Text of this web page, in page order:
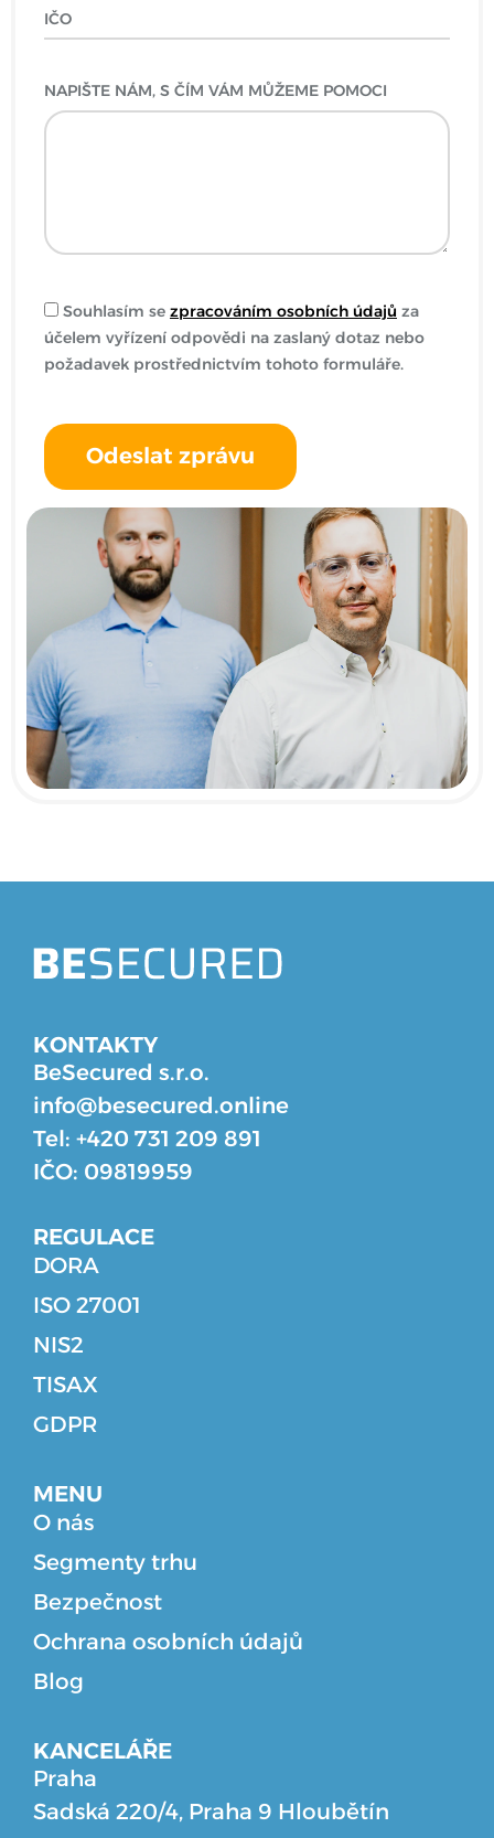
NAPIŠTE NÁM, S ČÍM VÁM MŮŽEME POMOCI
Souhlasím sezpracováním osobních údajůza
účelem vyřízení odpovědi na zaslaný dotaz nebo
požadavek prostřednictvím tohoto formuláře.
Odeslat zprávu
KONTAKTY
BeSecured s.r.o.
info@besecured.online
Tel: +420 731 209 891
IČO: 09819959
REGULACE
DORA
ISO 27001
NIS2
TISAX
GDPR
MENU
O nás
Segmenty trhu
Bezpečnost
Ochrana osobních údajů
Blog
KANCELÁŘE
Praha
Sadská 220/4, Praha 9 Hloubětín